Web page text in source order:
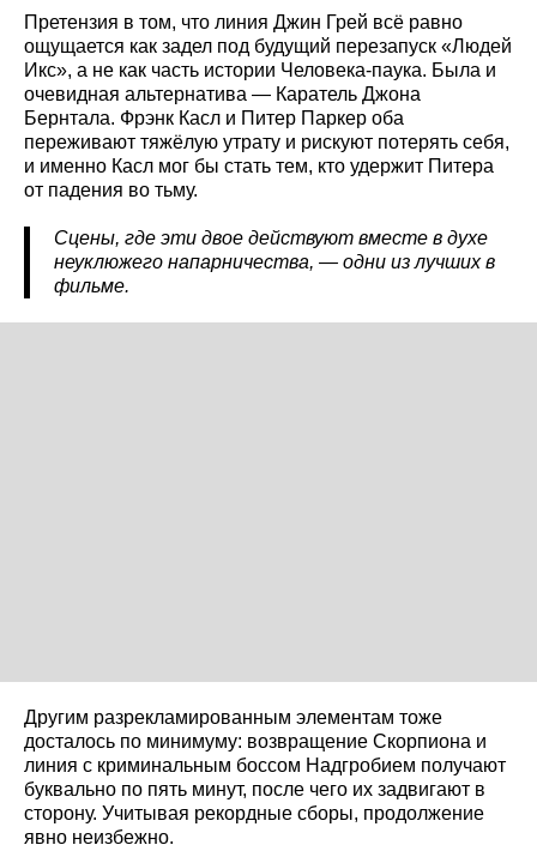
Претензия в том, что линия Джин Грей всё равно
ощущается как задел под будущий перезапуск «Людей
Икс», а не как часть истории Человека-паука. Была и
очевидная альтернатива — Каратель Джона
Бернтала. Фрэнк Касл и Питер Паркер оба
переживают тяжёлую утрату и рискуют потерять себя,
и именно Касл мог бы стать тем, кто удержит Питера
от падения во тьму.
Сцены, где эти двое действуют вместе в духе
неуклюжего напарничества, — одни из лучших в
фильме.
Другим разрекламированным элементам тоже
досталось по минимуму: возвращение Скорпиона и
линия с криминальным боссом Надгробием получают
буквально по пять минут, после чего их задвигают в
сторону. Учитывая рекордные сборы, продолжение
явно неизбежно.